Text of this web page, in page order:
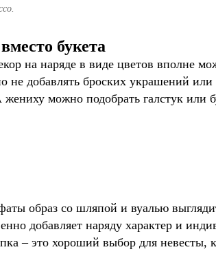
букета
на наряде в виде цветов вполне
не добавлять броских украшений
можно подобрать галстук или
образ со шляпой и вуалью
добавляет наряду характер и
– это хороший выбор для невесты,